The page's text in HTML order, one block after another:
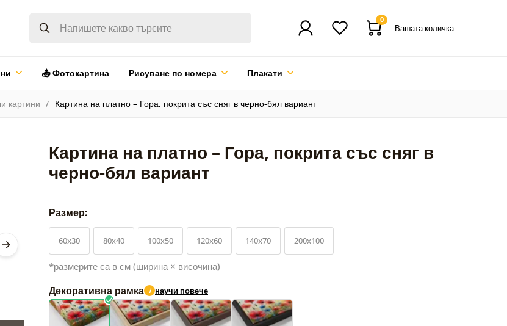
0
Вашата количка
📤 Фотокартина Рисуване по номера Плакати
картини Картина на платно – Гора, покрита със сняг в черно-бял вариант
Картина на платно – Гора, покрита със сняг в
черно-бял вариант
Размер:
60x30 80x40 100x50 120x60 140x70 200x100
*размерите са в см (ширина × височина)
Декоративна рамка i научи повече